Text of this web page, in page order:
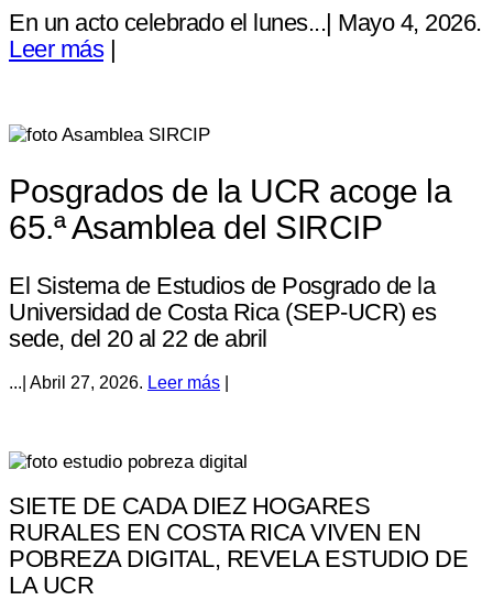
En un acto celebrado el lunes...| Mayo 4, 2026.
Leer más|
Posgrados de la UCR acoge la
65.ª Asamblea del SIRCIP
El Sistema de Estudios de Posgrado de la
Universidad de Costa Rica (SEP-UCR) es
sede, del 20 al 22 de abril
...| Abril 27, 2026. Leer más
SIETE DE CADA DIEZ HOGARES
RURALES EN COSTA RICA VIVEN EN
POBREZA DIGITAL, REVELA ESTUDIO DE
LA UCR